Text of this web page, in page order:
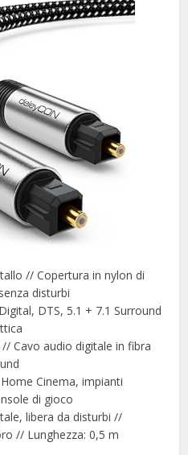
// Copertura in nylon di
disturbi
DTS, 5.1 + 7.1 Surround
Cavo audio digitale in fibra
Cinema, impianti
di gioco
libera da disturbi //
// Lunghezza: 0,5 m